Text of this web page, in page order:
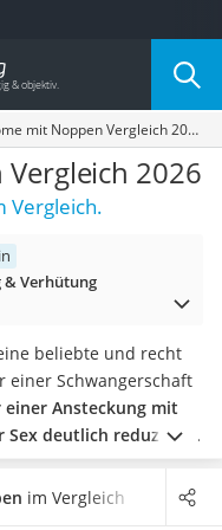
Kondome mit Noppen Vergleich 2026
2026
Vergleich.
Verhütung
beliebte und recht
einer Schwangerschaft
einer Ansteckung mit
Sex deutlich reduziert
Präservativen nicht
Kondome mit
im Vergleich